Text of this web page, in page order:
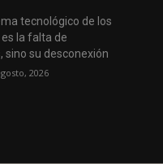
tecnológico de los
la falta de
sino su desconexión
2026